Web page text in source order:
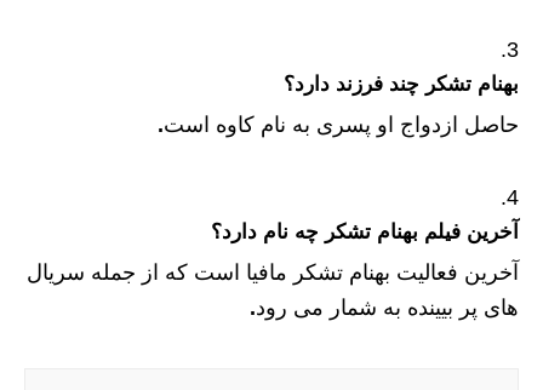
بهنام تشکر چند فرزند دارد؟
حاصل ازدواج او پسری به نام کاوه است.
آخرین فیلم بهنام تشکر چه نام دارد؟
آخرین فعالیت بهنام تشکر مافیا است که از جمله سریال
های پر بیینده به شمار می رود.